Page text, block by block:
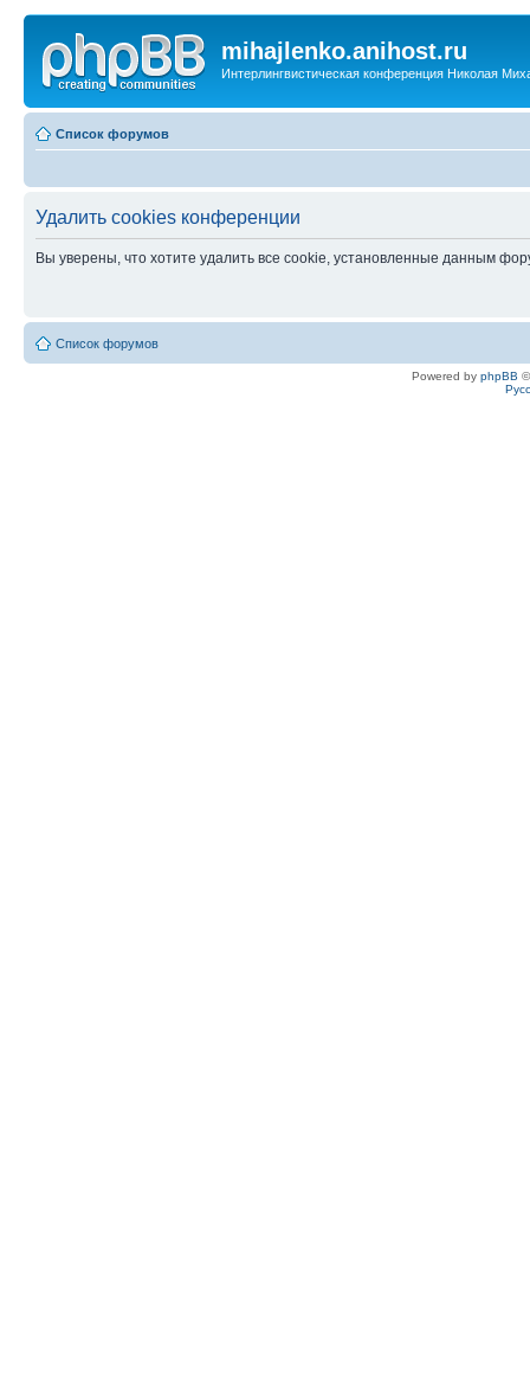
mihajlenko.anihost.ru
Интерлингвистическая конференция Николая
Список форумов
Удалить cookies конференции
Вы уверены, что хотите удалить все cookie, установленные данным
Список форумов
Powered by phpBB